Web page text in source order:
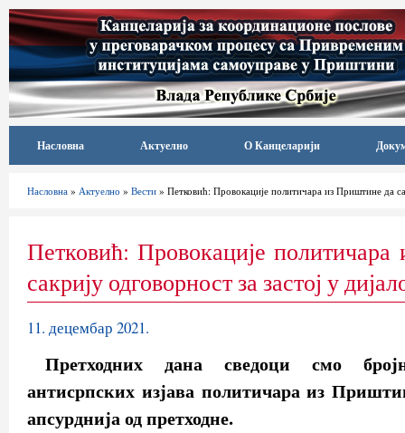
Насловна Актуелно О Канцеларији
Насловна » Актуелно » Вести » Петковић: Провокације политичара из Приштине да
Петковић: Провокације
сакрију одговорност за застој у
11. децембар 2021.
Претходних дана сведоци смо
антисрпских изјава политичара из
апсурднија од претходне.